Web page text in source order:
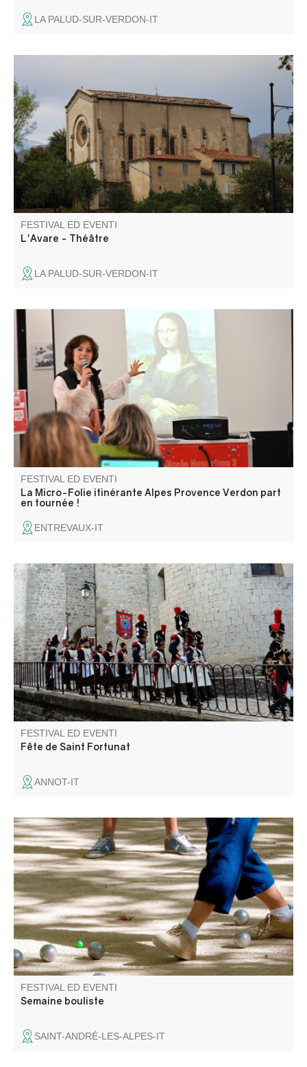
LA PALUD-SUR-VERDON-IT
“L'avaro”, una commedia o una tragedia… Questa opera
di Molière, messa in scena dal gruppo teatrale Les Gens
d'ici, affronta la follia dell'avarizia, il potere dell'amore e la
ribellione contro il dispotismo. A seguire, una cena in
compagnia.
FESTIVAL ED EVENTI
L'Avare - Théâtre
LA PALUD-SUR-VERDON-IT
La Micro-Folie itinérante Alpes Provence Verdon s'installe
à Entrevaux ! La Micro-Folie c'est un musée numérique,
un espace de réalité virtuelle, un fablab et une
ludothèque. Une programmation riche et ludique vous
attend pour petits et grands.
FESTIVAL ED EVENTI
La Micro-Folie itinérante Alpes Provence Verdon part
en tournée !
ENTREVAUX-IT
A Pentecoste, le sfilate della banda musicale e la Bravade
in costume napoleonico scandiscono il ritmo della vita del
villaggio. La fiaccolata, l'incendio del ponte, i balli e i
fuochi d'artificio si susseguono, mentre il luna park
occupa la piazza.
FESTIVAL ED EVENTI
Fête de Saint Fortunat
ANNOT-IT
Evento imperdibile del mese di agosto e del mondo delle
bocce, questa competizione attira per 6 giorni gli
appassionati di pétanque e di Provenza.
FESTIVAL ED EVENTI
Semaine bouliste
SAINT-ANDRÉ-LES-ALPES-IT